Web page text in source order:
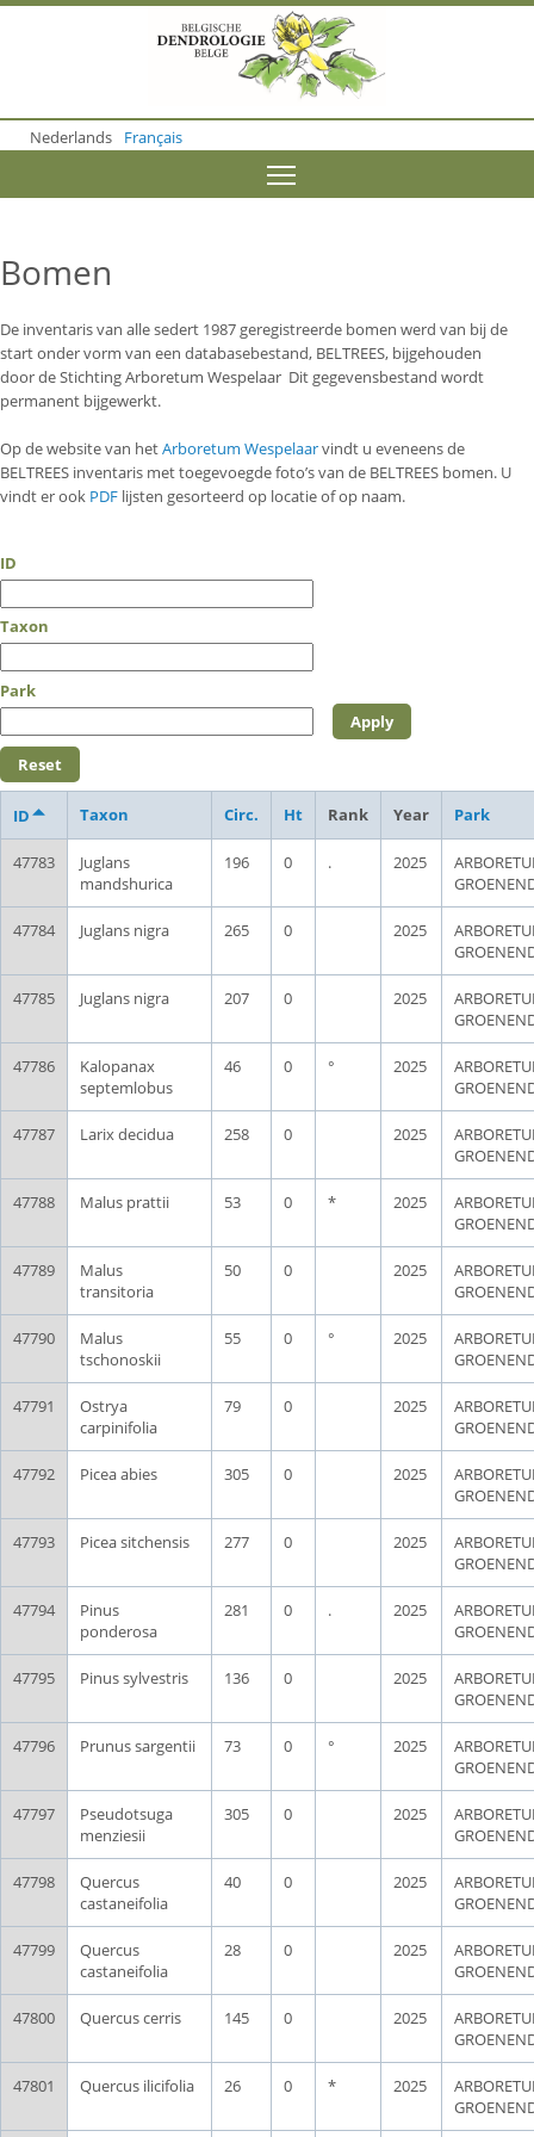
o
m
n
n
t
Nederlands Français
Bomen
De inventaris van alle sedert 1987 geregistreerde bomen werd van bij de
start onder vorm van een databasebestand, BELTREES, bijgehouden
door de Stichting Arboretum Wespelaar Dit gegevensbestand wordt
permanent bijgewerkt.
Op de website van hetArboretum Wespelaarvindt u eveneens de
BELTREES inventaris met toegevoegde foto’s van de BELTREES bomen. U
vindt er ook PDF lijsten gesorteerd op locatie of op naam.
ID
Taxon
Park
ID Taxon Circ. Ht Rank Year Park
47783
Juglans
mandshurica
196 0 . 2025
47784 Juglans nigra 265 0 2025
47785 Juglans nigra 207 0 2025
47786
Kalopanax
septemlobus
46 0 ° 2025
47787 Larix decidua 258 0 2025
47788 Malus prattii 53 0 * 2025
47789
Malus
transitoria
50 0 2025
47790
Malus
tschonoskii
55 0 ° 2025
47791
Ostrya
carpinifolia
79 0 2025
47792 Picea abies 305 0 2025
47793 Picea sitchensis 277 0 2025
47794
Pinus
ponderosa
281 0 . 2025
47795 Pinus sylvestris 136 0 2025
47796 Prunus sargentii 73 0 ° 2025
47797
Pseudotsuga
menziesii
305 0 2025
47798
Quercus
castaneifolia
40 0 2025
47799
Quercus
castaneifolia
28 0 2025
47800 Quercus cerris 145 0 2025
47801 Quercus ilicifolia 26 0 * 2025